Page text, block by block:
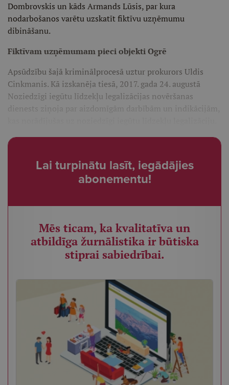
Dombrovskis un kāds Armands Lūsis, par kura
nodarbošanos varētu uzskatīt fiktīvu uzņēmumu
dibināšanu.
Fiktīvam uzņēmumam pieci objekti Ogrē
Apsūdzību šajā kriminālprocesā uztur prokurors Uldis
Cinkmanis. Kā izskanēja tiesā, 2017. gada 24. augustā
Noziedzīgi iegūtu līdzekļu legalizācijas novēršanas
dienests ziņoja par aizdomīgām darbībām un indikācijām,
Lai turpinātu lasīt, iegādājies
abonementu!
Mēs ticam, ka kvalitatīva un
atbildīga žurnālistika ir būtiska
stiprai sabiedrībai.